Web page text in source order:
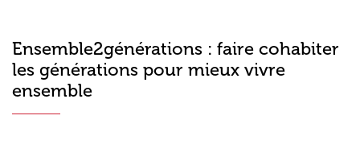
Ensemble2générations : faire cohabiter
les générations pour mieux vivre
ensemble